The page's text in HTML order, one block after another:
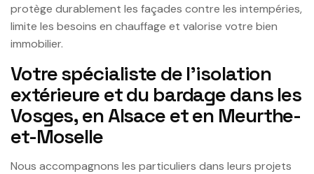
protège durablement les façades contre les intempéries,
limite les besoins en chauffage et valorise votre bien
immobilier.
Votre spécialiste de l’isolation
extérieure et du bardage dans les
Vosges, en Alsace et en Meurthe-
et-Moselle
Nous accompagnons les particuliers dans leurs projets